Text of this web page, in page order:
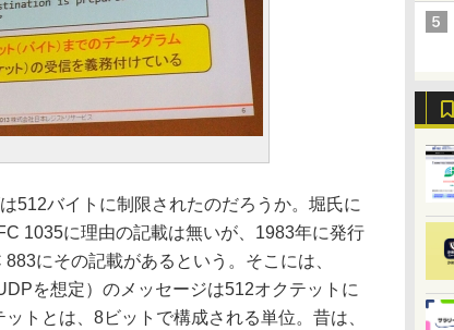
512バイトに制限されたのだろうか。堀氏に
1035に理由の記載は無いが、1983年に発行
にその記載があるという。そこには、
を想定）のメッセージは512オクテットに
トとは、8ビットで構成される単位。昔は、